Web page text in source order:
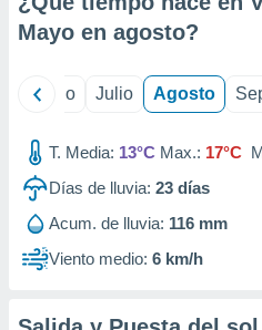
e
publicidad
publicidad
de
Mayo en agosto?
Junio Julio Agosto
T. Media: 13°C Max.: 17°C
Días de lluvia: 23 días
Acum. de lluvia: 116 mm
Viento medio: 6 km/h